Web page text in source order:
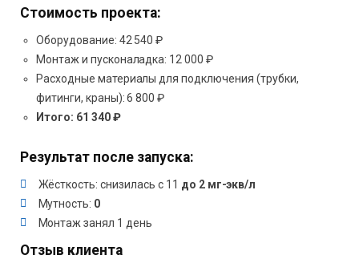
Стоимость проекта:
Оборудование: 42 540 ₽
Монтаж и пусконаладка: 12 000 ₽
Расходные материалы для подключения (трубки,
фитинги, краны): 6 800 ₽
Итого: 61 340 ₽
Результат после запуска:
Жёсткость: снизилась с 11 до 2 мг-экв/л
Мутность: 0
Монтаж занял 1 день
Отзыв клиента